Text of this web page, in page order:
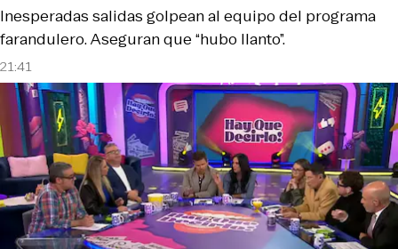
21:41
Inesperadas salidas golpean al equipo del programa
farandulero. Aseguran que “hubo llanto”.